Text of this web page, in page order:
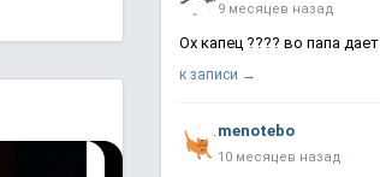
9 месяцев назад
Ох капец ???? во папа дает
к записи →
menotebo
10 месяцев назад